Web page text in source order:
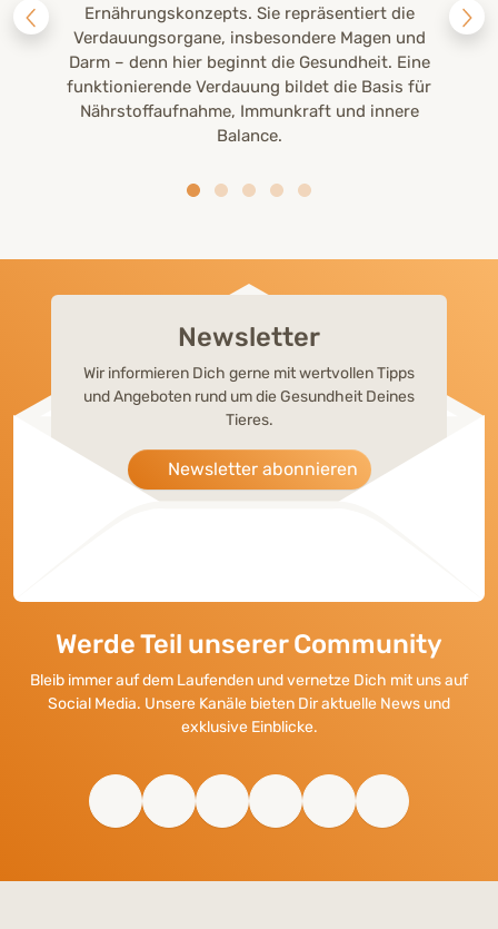
Ernährungskonzepts. Sie repräsentiert die
Verdauungsorgane, insbesondere Magen und
Darm – denn hier beginnt die Gesundheit. Eine
funktionierende Verdauung bildet die Basis für
Nährstoffaufnahme, Immunkraft und innere
Balance.
Newsletter
Wir informieren Dich gerne mit wertvollen Tipps
und Angeboten rund um die Gesundheit Deines
Tieres.
Newsletter abonnieren
Werde Teil unserer Community
Bleib immer auf dem Laufenden und vernetze Dich mit uns auf
Social Media. Unsere Kanäle bieten Dir aktuelle News und
exklusive Einblicke.